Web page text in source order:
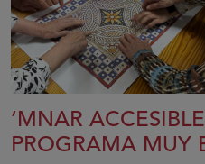
‘MNAR
PROGRAMA MUY